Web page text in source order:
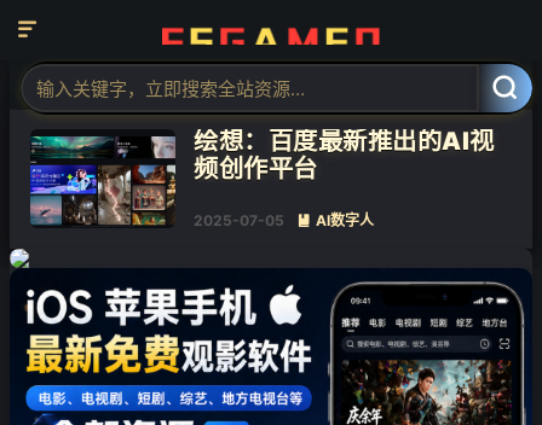


共 1 篇文章
标签：AI视频生成
绘想：百度最新推出的AI视
频创作平台
2025-07-05  AI数字人
❄